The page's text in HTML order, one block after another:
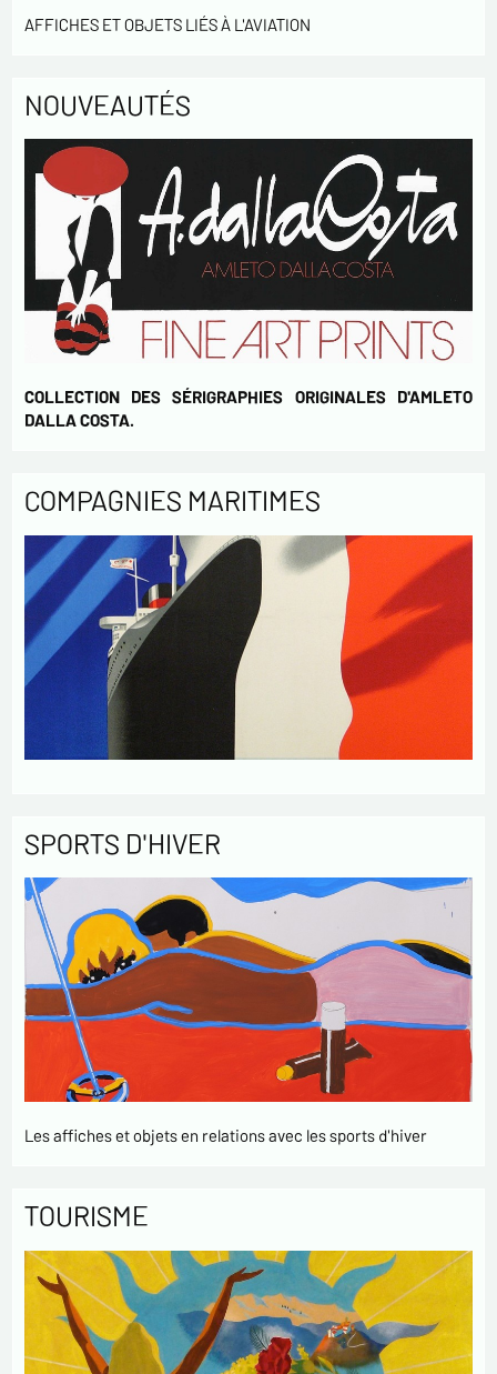
* champs obligatoires
AFFICHES ET OBJETS LIÉS À L'AVIATION
NOUVEAUTÉS
COLLECTION DES SÉRIGRAPHIES ORIGINALES D'AMLETO
DALLA COSTA.
COMPAGNIES MARITIMES
SPORTS D'HIVER
Les affiches et objets en relations avec les sports d'hiver
TOURISME